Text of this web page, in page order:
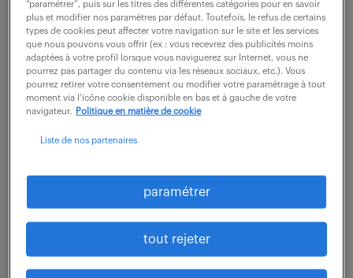
description du poste
Intégré à l'équipe commerciale interne, organisée
en miroir avec la Force de vente terrain, il s'agit de
fidéliser et développer un portefeuille dédié,
Au quotidien, vos missions consistent à :
- répondre aux appels entrants ;
- identifier les besoins clients et les conseiller sur
les choix techniques ;
“paramétrer”, puis sur les titres des différentes catégories pour en savoir
plus et modifier nos paramètres par défaut. Toutefois, le refus de certains
types de cookies peut affecter votre navigation sur le site et les services
que nous pouvons vous offrir (ex : vous recevrez des publicités moins
adaptées à votre profil lorsque vous naviguerez sur Internet, vous ne
pourrez pas partager du contenu via les réseaux sociaux, etc.). Vous
pourrez retirer votre consentement ou modifier votre paramétrage à tout
moment via l’icône cookie disponible en bas et à gauche de votre
navigateur. Politique en matière de cookie
Liste de nos partenaires
paramétrer
tout rejeter